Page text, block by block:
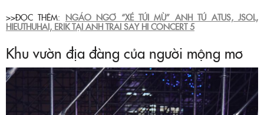
>>ĐỌC THÊM: NGÁO NGƠ “XÉ TÚI MÙ” ANH TÚ ATUS, JSOL,
HIEUTHUHAI, ERIK TẠI ANH TRAI SAY HI CONCERT 5
Khu vườn địa đàng của người mộng mơ